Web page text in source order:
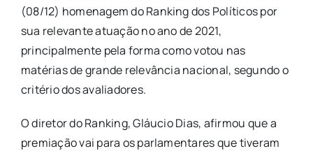
(08/12) homenagem do Ranking dos Políticos por
sua relevante atuação no ano de 2021,
principalmente pela forma como votou nas
matérias de grande relevância nacional, segundo o
critério dos avaliadores.
O diretor do Ranking, Gláucio Dias, afirmou que a
premiação vai para os parlamentares que tiveram